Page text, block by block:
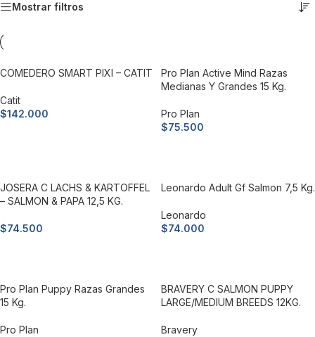
Mostrar filtros
COMEDERO SMART PIXI – CATIT
Catit
$142.000
Pro Plan Active Mind Razas
Medianas Y Grandes 15 Kg.
Pro Plan
$75.500
JOSERA C LACHS & KARTOFFEL
– SALMON & PAPA 12,5 KG.
$74.500
Leonardo Adult Gf Salmon 7,5 Kg.
Leonardo
$74.000
Pro Plan Puppy Razas Grandes
15 Kg.
Pro Plan
BRAVERY C SALMON PUPPY
LARGE/MEDIUM BREEDS 12KG.
Bravery